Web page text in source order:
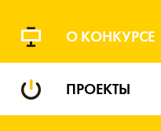
О КОНКУРСЕ
ПРОЕКТЫ